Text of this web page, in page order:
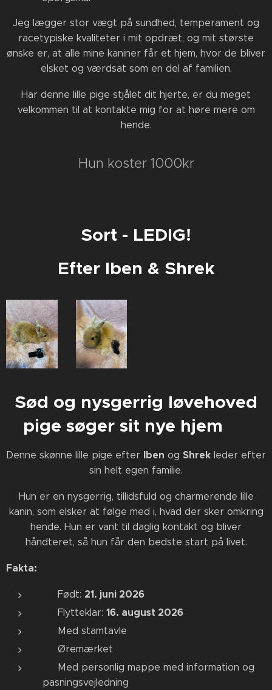
Jeg lægger stor vægt på sundhed, temperament og
racetypiske kvaliteter i mit opdræt, og mit største
ønske er, at alle mine kaniner får et hjem, hvor de bliver
elsket og værdsat som en del af familien.
Har denne lille pige stjålet dit hjerte, er du meget
velkommen til at kontakte mig for at høre mere om
hende.
Hun koster 1000kr
Sort - LEDIG!
Efter Iben & Shrek
Sød og nysgerrig løvehoved
pige søger sit nye hjem 🩷
Denne skønne lille pige efter Iben og Shrek leder efter
sin helt egen familie.
Hun er en nysgerrig, tillidsfuld og charmerende lille
kanin, som elsker at følge med i, hvad der sker omkring
hende. Hun er vant til daglig kontakt og bliver
håndteret, så hun får den bedste start på livet.
Fakta:
🐰 Født: 21. juni 2026
🏡 Flytteklar: 16. august 2026
📖 Med stamtavle
🏷️ Øremærket
📁 Med personlig mappe med information og
pasningsvejledning